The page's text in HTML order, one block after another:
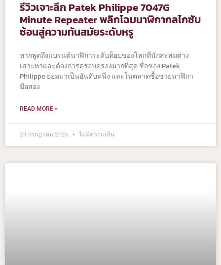
รีวิวเจาะลึก Patek Philippe 7047G
Minute Repeater พลิกโฉมนาฬิกากลไกซับ
ซ้อนสู่ความทันสมัยระดับหรู
หากพูดถึงแบรนด์นาฬิการะดับท็อปของโลกที่นักสะสมต่าง
เสาะหาและต้องการครอบครองมากที่สุด ชื่อของ Patek
Philippe ย่อมมาเป็นอันดับหนึ่ง และในตลาดซื้อขายนาฬิกา
มือสอง
READ MORE »
23 กรกฎาคม 2026 ไม่มีความเห็น